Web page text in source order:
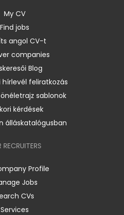
My CV
Find jobs
angol CV-t
companies
Blog
hírlevél feliratkozás
sablonok
kérdések
álláskatalógusban
RECRUITERS
Profile
Jobs
CVs
Services